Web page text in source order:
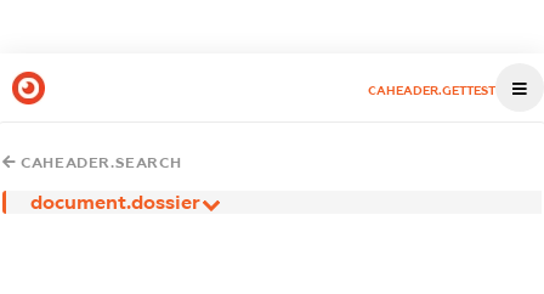
CAHEADER.GETTEST
CAHEADER.SEARCH
document.dossier